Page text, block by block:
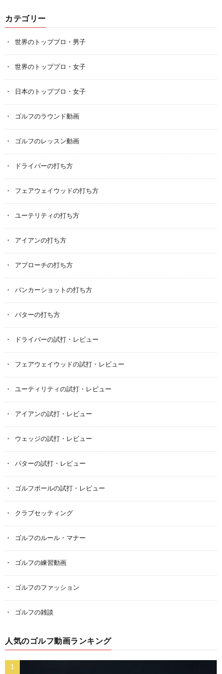
カテゴリー
世界のトッププロ・男子
世界のトッププロ・女子
日本のトッププロ・女子
ゴルフのラウンド動画
ゴルフのレッスン動画
ドライバーの打ち方
フェアウェイウッドの打ち方
ユーテリティの打ち方
アイアンの打ち方
アプローチの打ち方
バンカーショットの打ち方
パターの打ち方
ドライバーの試打・レビュー
フェアウェイウッドの試打・レビュー
ユーティリティの試打・レビュー
アイアンの試打・レビュー
ウェッジの試打・レビュー
パターの試打・レビュー
ゴルフボールの試打・レビュー
クラブセッティング
ゴルフのルール・マナー
ゴルフの練習動画
ゴルフのファッション
ゴルフの雑談
人気のゴルフ動画ランキング